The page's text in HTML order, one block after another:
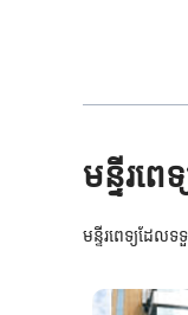
មន្ទីរព
មន្ទីរពេទ្យដែល